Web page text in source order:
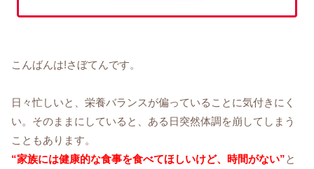
こんばんは!さぼてんです。
日々忙しいと、栄養バランスが偏っていることに気付きにく
い。そのままにしていると、ある日突然体調を崩してしまう
こともあります。
“家族には健康的な食事を食べてほしいけど、時間がない”と